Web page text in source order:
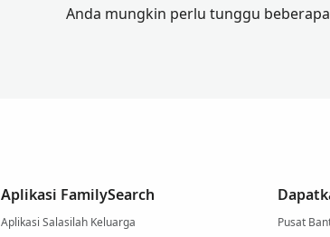
Anda mungkin perlu tunggu
Aplikasi FamilySearch
Aplikasi Salasilah Keluarga
Pusat